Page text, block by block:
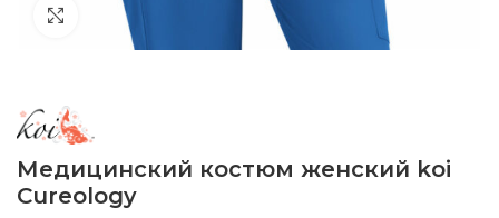
Click to enlarge
Медицинский костюм женский koi
Cureology